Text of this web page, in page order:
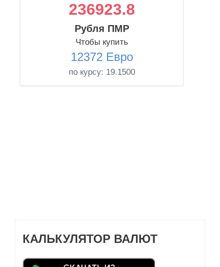
236923.8
Рубля ПМР
Чтобы купить
12372 Евро
по курсу: 19.1500
КАЛЬКУЛЯТОР ВАЛЮТ